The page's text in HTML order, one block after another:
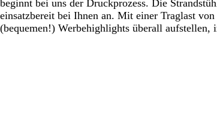
beginnt bei uns der Druckprozess. Die
einsatzbereit bei Ihnen an. Mit einer Traglast
(bequemen!) Werbehighlights überall aufstellen,